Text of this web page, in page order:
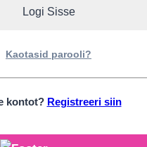
Kaotasid parooli?
kontot? Registreeri siin